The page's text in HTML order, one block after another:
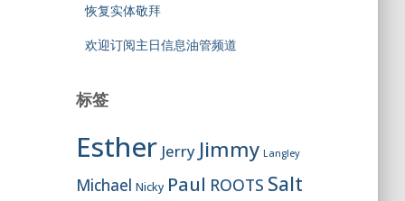
恢复实体敬拜
欢迎订阅主日信息油管频道
标签
Esther Jerry Jimmy Langley
Michael Nicky Paul ROOTS Salt